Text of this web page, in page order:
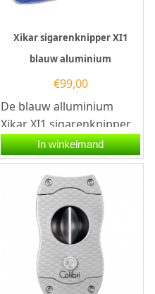
Xikar sigarenknipper XI1
blauw aluminium
€99,00
De blauw alluminium
Xikar XI1 sigarenknipper
is gedurfd, mannelijk en
prachtig ontworpen. De...
In winkelmand